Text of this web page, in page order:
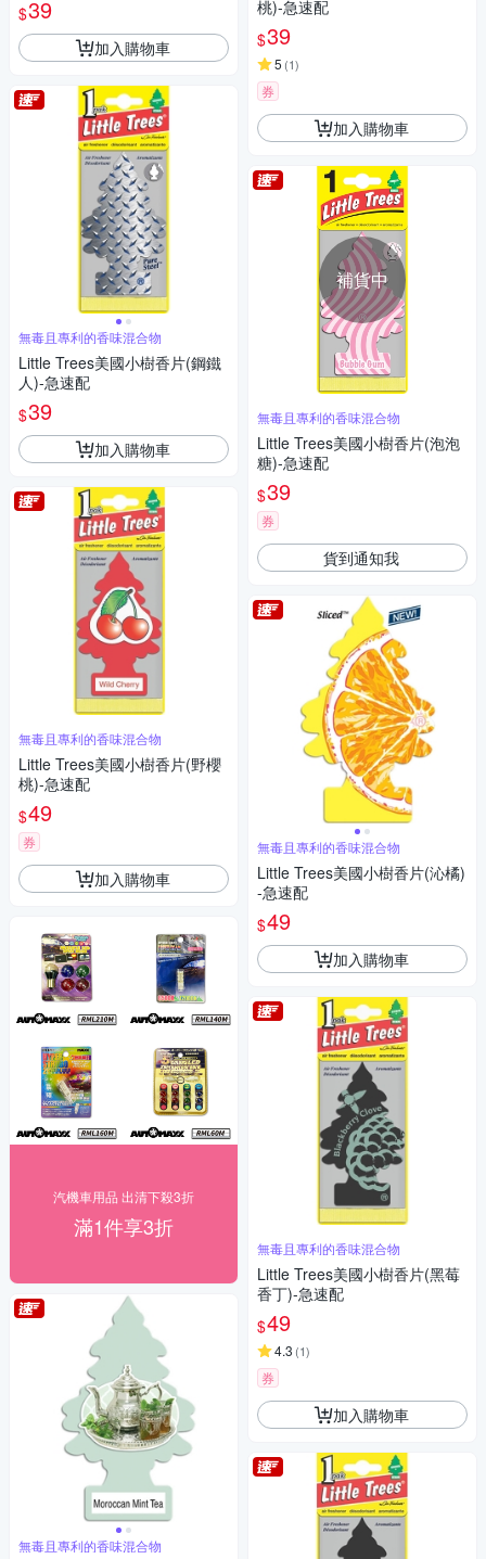
$39
加入購物車
無毒且專利的香味混合物
Little Trees美國小樹香片(鋼鐵
人)-急速配
$39
加入購物車
無毒且專利的香味混合物
Little Trees美國小樹香片(野櫻
桃)-急速配
$49
券
加入購物車
汽機車用品 出清下殺3折
滿1件享3折
無毒且專利的香味混合物
桃)-急速配
$39
5 (1)
券
加入購物車
補貨中
無毒且專利的香味混合物
Little Trees美國小樹香片(泡泡
糖)-急速配
$39
券
貨到通知我
無毒且專利的香味混合物
Little Trees美國小樹香片(沁橘)
-急速配
$49
加入購物車
無毒且專利的香味混合物
Little Trees美國小樹香片(黑莓
香丁)-急速配
$49
4.3 (1)
券
加入購物車